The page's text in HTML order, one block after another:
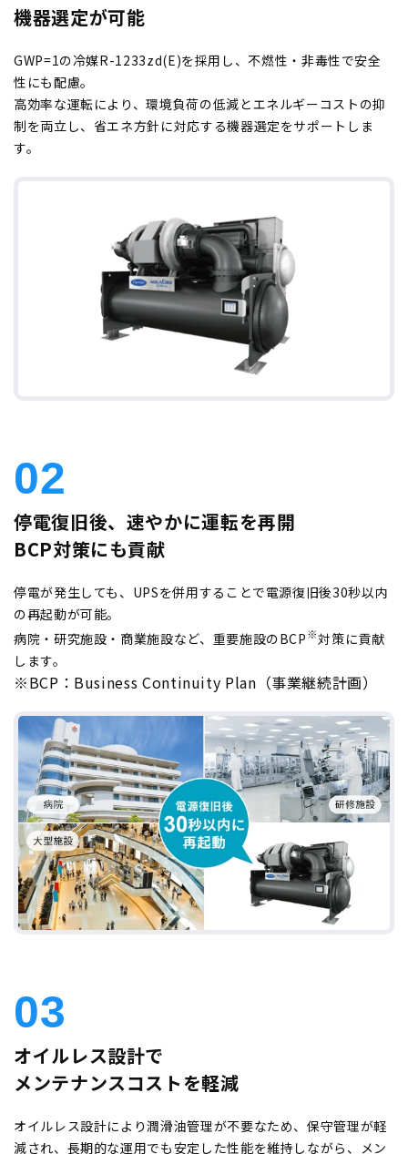
機器選定が可能
GWP=1の冷媒R-1233zd(E)を採用し、不燃性・非毒性で安全
性にも配慮。
高効率な運転により、環境負荷の低減とエネルギーコストの抑
制を両立し、省エネ方針に対応する機器選定をサポートしま
す。
02
停電復旧後、速やかに運転を再開
BCP対策にも貢献
停電が発生しても、UPSを併用することで電源復旧後30秒以内
の再起動が可能。
病院・研究施設・商業施設など、重要施設のBCP※対策に貢献
します。
※BCP：Business Continuity Plan（事業継続計画）
03
オイルレス設計で
メンテナンスコストを軽減
オイルレス設計により潤滑油管理が不要なため、保守管理が軽
減され、長期的な運用でも安定した性能を維持しながら、メン